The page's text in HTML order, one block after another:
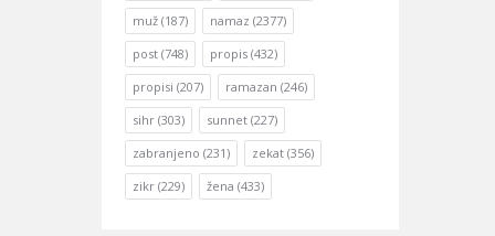
muž (187) namaz (2377)
post (748) propis (432)
propisi (207) ramazan (246)
sihr (303) sunnet (227)
zabranjeno (231) zekat (356)
zikr (229) žena (433)